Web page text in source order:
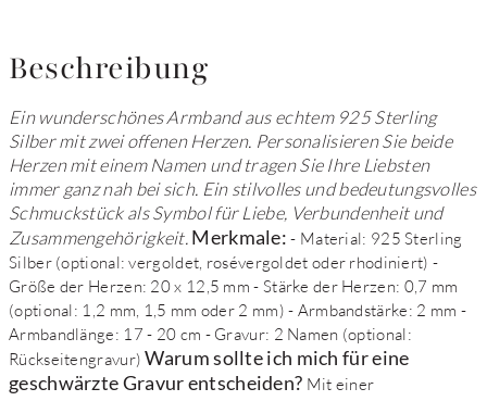
Beschreibung
Ein wunderschönes Armband aus echtem 925 Sterling
Silber mit zwei offenen Herzen. Personalisieren Sie beide
Herzen mit einem Namen und tragen Sie Ihre Liebsten
immer ganz nah bei sich. Ein stilvolles und bedeutungsvolles
Schmuckstück als Symbol für Liebe, Verbundenheit und
Zusammengehörigkeit. Merkmale: - Material: 925 Sterling
Silber (optional: vergoldet, rosévergoldet oder rhodiniert) -
Größe der Herzen: 20 x 12,5 mm - Stärke der Herzen: 0,7 mm
(optional: 1,2 mm, 1,5 mm oder 2 mm) - Armbandstärke: 2 mm -
Armbandlänge: 17 - 20 cm - Gravur: 2 Namen (optional:
Rückseitengravur)Warum sollte ich mich für eine
geschwärzte Gravur entscheiden? Mit einer